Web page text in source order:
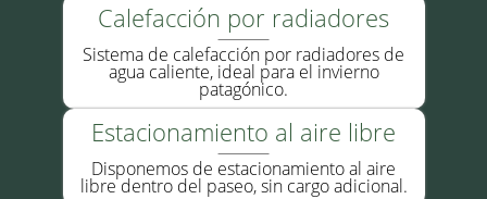
Calefacción por radiadores
Sistema de calefacción por radiadores de
agua caliente, ideal para el invierno
patagónico.
Estacionamiento al aire libre
Disponemos de estacionamiento al aire
libre dentro del paseo, sin cargo adicional.